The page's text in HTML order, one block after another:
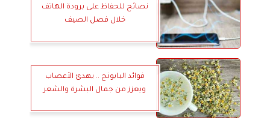
نصائح للحفاظ على برودة الهاتف
خلال فصل الصيف
فوائد البابونج .. يهدئ الأعصاب
ويعزز من جمال البشرة والشعر